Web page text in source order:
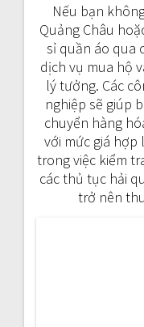
Nếu bạn
Quảng Châu
sỉ quần áo qua
dịch vụ mua hộ
lý tưởng. Các
nghiệp sẽ giúp
chuyển hàng
với mức giá
trong việc kiểm
các thủ tục hải
trở nên